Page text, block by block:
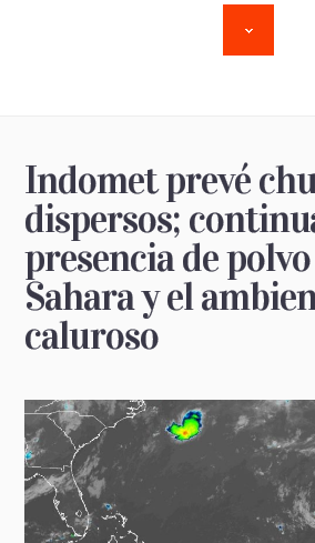
Indomet prevé
dispersos;
presencia de
Sahara y el
caluroso